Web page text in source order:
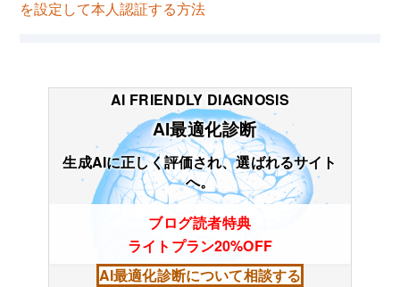
を設定して本人認証する方法
AI FRIENDLY DIAGNOSIS
AI最適化診断
生成AIに正しく評価され、選ばれるサイト
へ。
ブログ読者特典
ライトプラン20%OFF
AI最適化診断について相談する